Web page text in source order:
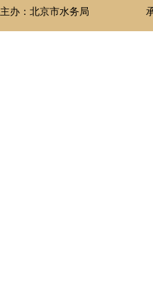
主办：北京市水务局